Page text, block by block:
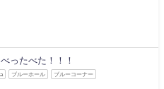
ったべた！！！
ブルーホール ブルーコーナー